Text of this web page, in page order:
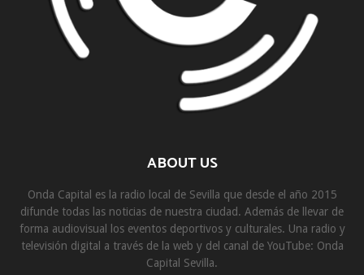
ABOUT US
Onda Capital es la radio local de Sevilla que desde el año 2015
difunde todas las noticias de nuestra ciudad. Además de llevar de
forma audiovisual los eventos deportivos y culturales. Una radio y
televisión digital a través de la web y del canal de YouTube: Onda
Capital Sevilla.